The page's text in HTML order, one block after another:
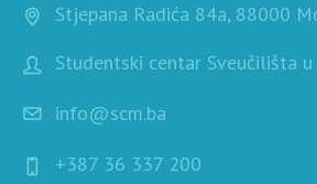
Stjepana Radića 84a, 88000
Studentski centar Sveučilišta
info@scm.ba
+387 36 337 200